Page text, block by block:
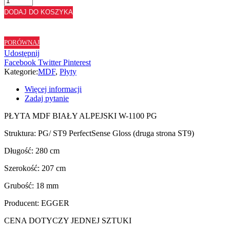
PŁYTA
MDF
ALPEJSKI
W1100
PG
-
18
DODAJ DO KOSZYKA
PORÓWNAJ
Udostępnij
Facebook Twitter Pinterest
Kategorie:MDF, Płyty
Więcej informacji
Zadaj pytanie
PŁYTA MDF BIAŁY ALPEJSKI W-1100 PG
Struktura: PG/ ST9 PerfectSense Gloss (druga strona ST9)
Długość: 280 cm
Szerokość: 207 cm
Grubość: 18 mm
Producent: EGGER
CENA DOTYCZY JEDNEJ SZTUKI